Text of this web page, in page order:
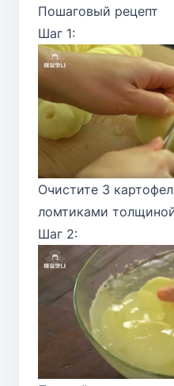
Пошаговый рецепт
Шаг 1:
Очистите 3
ломтиками
Шаг 2: